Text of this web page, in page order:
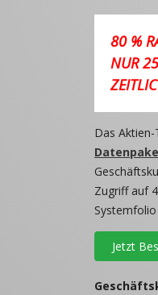
80 %
NUR
Das
Zugriff auf
Systemfolio
Jetzt